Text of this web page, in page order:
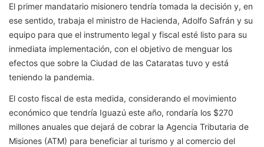
El primer mandatario misionero tendría tomada la decisión y, en
ese sentido, trabaja el ministro de Hacienda, Adolfo Safrán y su
equipo para que el instrumento legal y fiscal esté listo para su
inmediata implementación, con el objetivo de menguar los
efectos que sobre la Ciudad de las Cataratas tuvo y está
teniendo la pandemia.
El costo fiscal de esta medida, considerando el movimiento
económico que tendría Iguazú este año, rondaría los $270
millones anuales que dejará de cobrar la Agencia Tributaria de
Misiones (ATM) para beneficiar al turismo y al comercio del